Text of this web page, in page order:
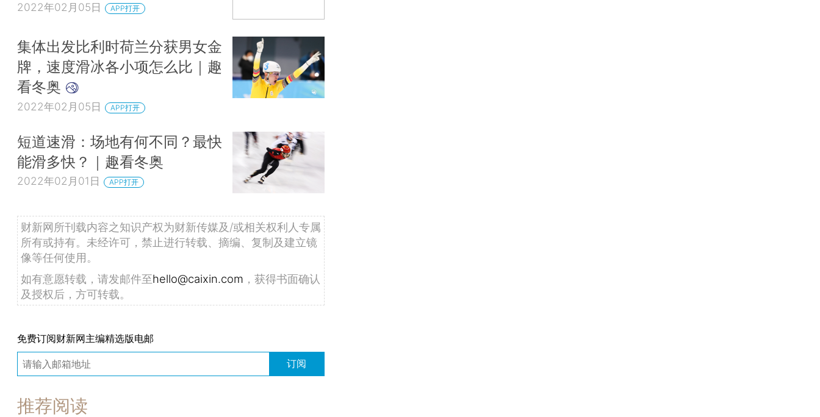
2022年02月05日 APP打开
集体出发比利时荷兰分获男女金
牌，速度滑冰各小项怎么比｜趣
看冬奥
2022年02月05日 APP打开
短道速滑：场地有何不同？最快
能滑多快？｜趣看冬奥
2022年02月01日 APP打开
财新网所刊载内容之知识产权为财新传媒及/或相关权利人专属
所有或持有。未经许可，禁止进行转载、摘编、复制及建立镜
像等任何使用。
如有意愿转载，请发邮件至hello@caixin.com ，获得书面确认
及授权后，方可转载。
免费订阅财新网主编精选版电邮
订阅
推荐阅读